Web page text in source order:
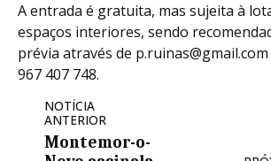
A entrada é gratuita, mas sujeita à
espaços interiores, sendo
prévia através de
967 407 748.
NOTÍCIA
ANTERIOR
Montemor-o-